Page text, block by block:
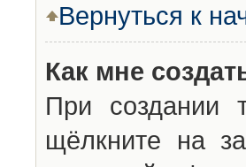
Вернуться к
Как мне
При создании
щёлкните на